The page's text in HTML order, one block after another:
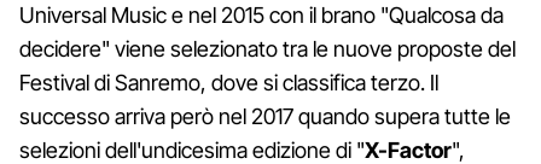
Universal Music e nel 2015 con il brano "Qualcosa da
decidere" viene selezionato tra le nuove proposte del
Festival di Sanremo, dove si classifica terzo. Il
successo arriva però nel 2017 quando supera tutte le
selezioni dell'undicesima edizione di "X-Factor",